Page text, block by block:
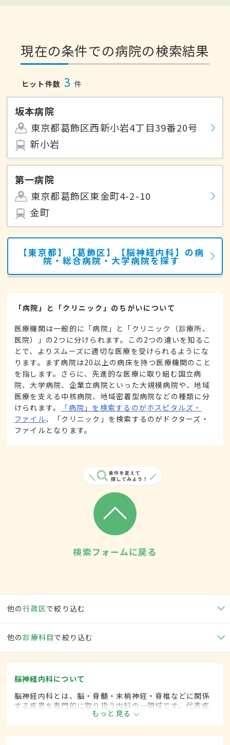
現在の条件での病院の検索結果
ヒット件数 3 件
坂本病院
東京都葛飾区西新小岩4丁目39番20号
新小岩
第一病院
東京都葛飾区東金町4-2-10
金町
【東京都】【葛飾区】【脳神経内科】の病
院・総合病院・大学病院を探す
「病院」と「クリニック」のちがいについて
医療機関は一般的に「病院」と「クリニック（診療所、
医院）」の2つに分けられます。この2つの違いを知るこ
とで、よりスムーズに適切な医療を受けられるようにな
ります。まず病院は20以上の病床を持つ医療機関のこと
を指します。さらに、先進的な医療に取り組む国立病
院、大学病院、企業立病院といった大規模病院や、地域
医療を支える中核病院、地域密着型病院などの種類に分
けられます。
「病院」を検索するのがホスピタルズ・
ファイル、「クリニック」を検索するのがドクターズ・
ファイルとなります。
検索フォームに戻る
他の行政区で絞り込む
他の 診療科目で絞り込む
脳神経内科について
脳神経内科とは、脳・脊髄・末梢神経・脊椎などに関係
する疾患を専門的に取り扱う内科の一領域です。代表疾
患として、脳卒中や各種神経変性疾患(パーキンソン病、
筋萎縮性側索硬化など)、脊髄と末梢神経の疾患、てんか
んや頭痛、めまいがあります。
もっと見る